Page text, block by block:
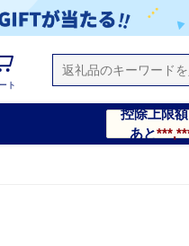
ト
控除上限
あと